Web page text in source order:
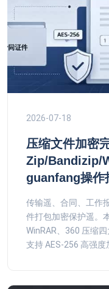
2026-07-18
压缩文件加密
Zip/Bandizip/
guanfang操作
传输遥、合同、工作
件打包加密保护遥。
WinRAR、360 压缩
支持 AES-256 高强度